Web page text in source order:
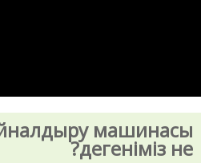
машинасы
дегеніміз не?